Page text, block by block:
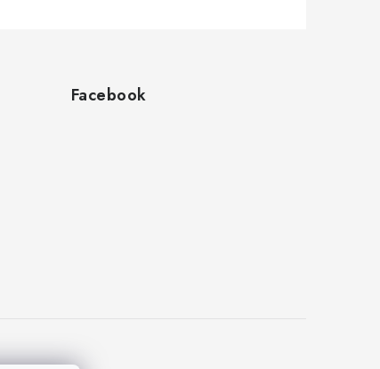
Facebook